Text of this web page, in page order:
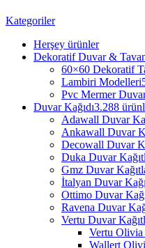
Kategoriler
Herşey ürünler
Dekoratif Duvar &
60×60 Dekoratif
Lambiri Modelleri
Pvc Mermer
Duvar Kağıdı3.288
Adawall Duvar
Ankawall Duvar
Decowall Duvar
Duka Duvar
Gmz Duvar
İtalyan Duvar
Ottimo Duvar
Ravena Duvar
Vertu Duvar
Vertu Olivia
Wallert